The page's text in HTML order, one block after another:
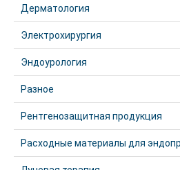
Дерматология
Электрохирургия
Эндоурология
Разное
Рентгенозащитная продукция
Расходные материалы для